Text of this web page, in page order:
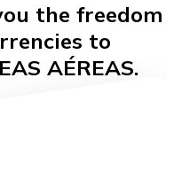
the freedom
to
AÉREAS.